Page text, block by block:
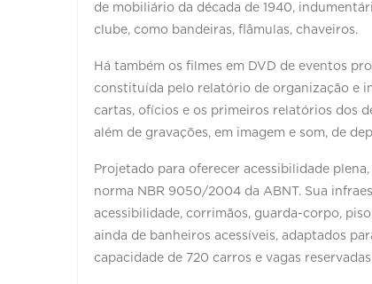
de mobiliário da década de 1940,
clube, como bandeiras, flâmulas, chaveiros.
Há também os filmes em DVD de eventos
constituída pelo relatório de organização e
cartas, ofícios e os primeiros relatórios dos
além de gravações, em imagem e som, de
Projetado para oferecer acessibilidade
norma NBR 9050/2004 da ABNT. Sua
acessibilidade, corrimãos, guarda-corpo,
ainda de banheiros acessíveis, adaptados
capacidade de 720 carros e vagas